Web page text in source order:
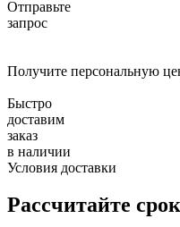
Отправьте
запрос
Получите персональную
Быстро
доставим
заказ
в наличии
Условия доставки
Рассчитайте